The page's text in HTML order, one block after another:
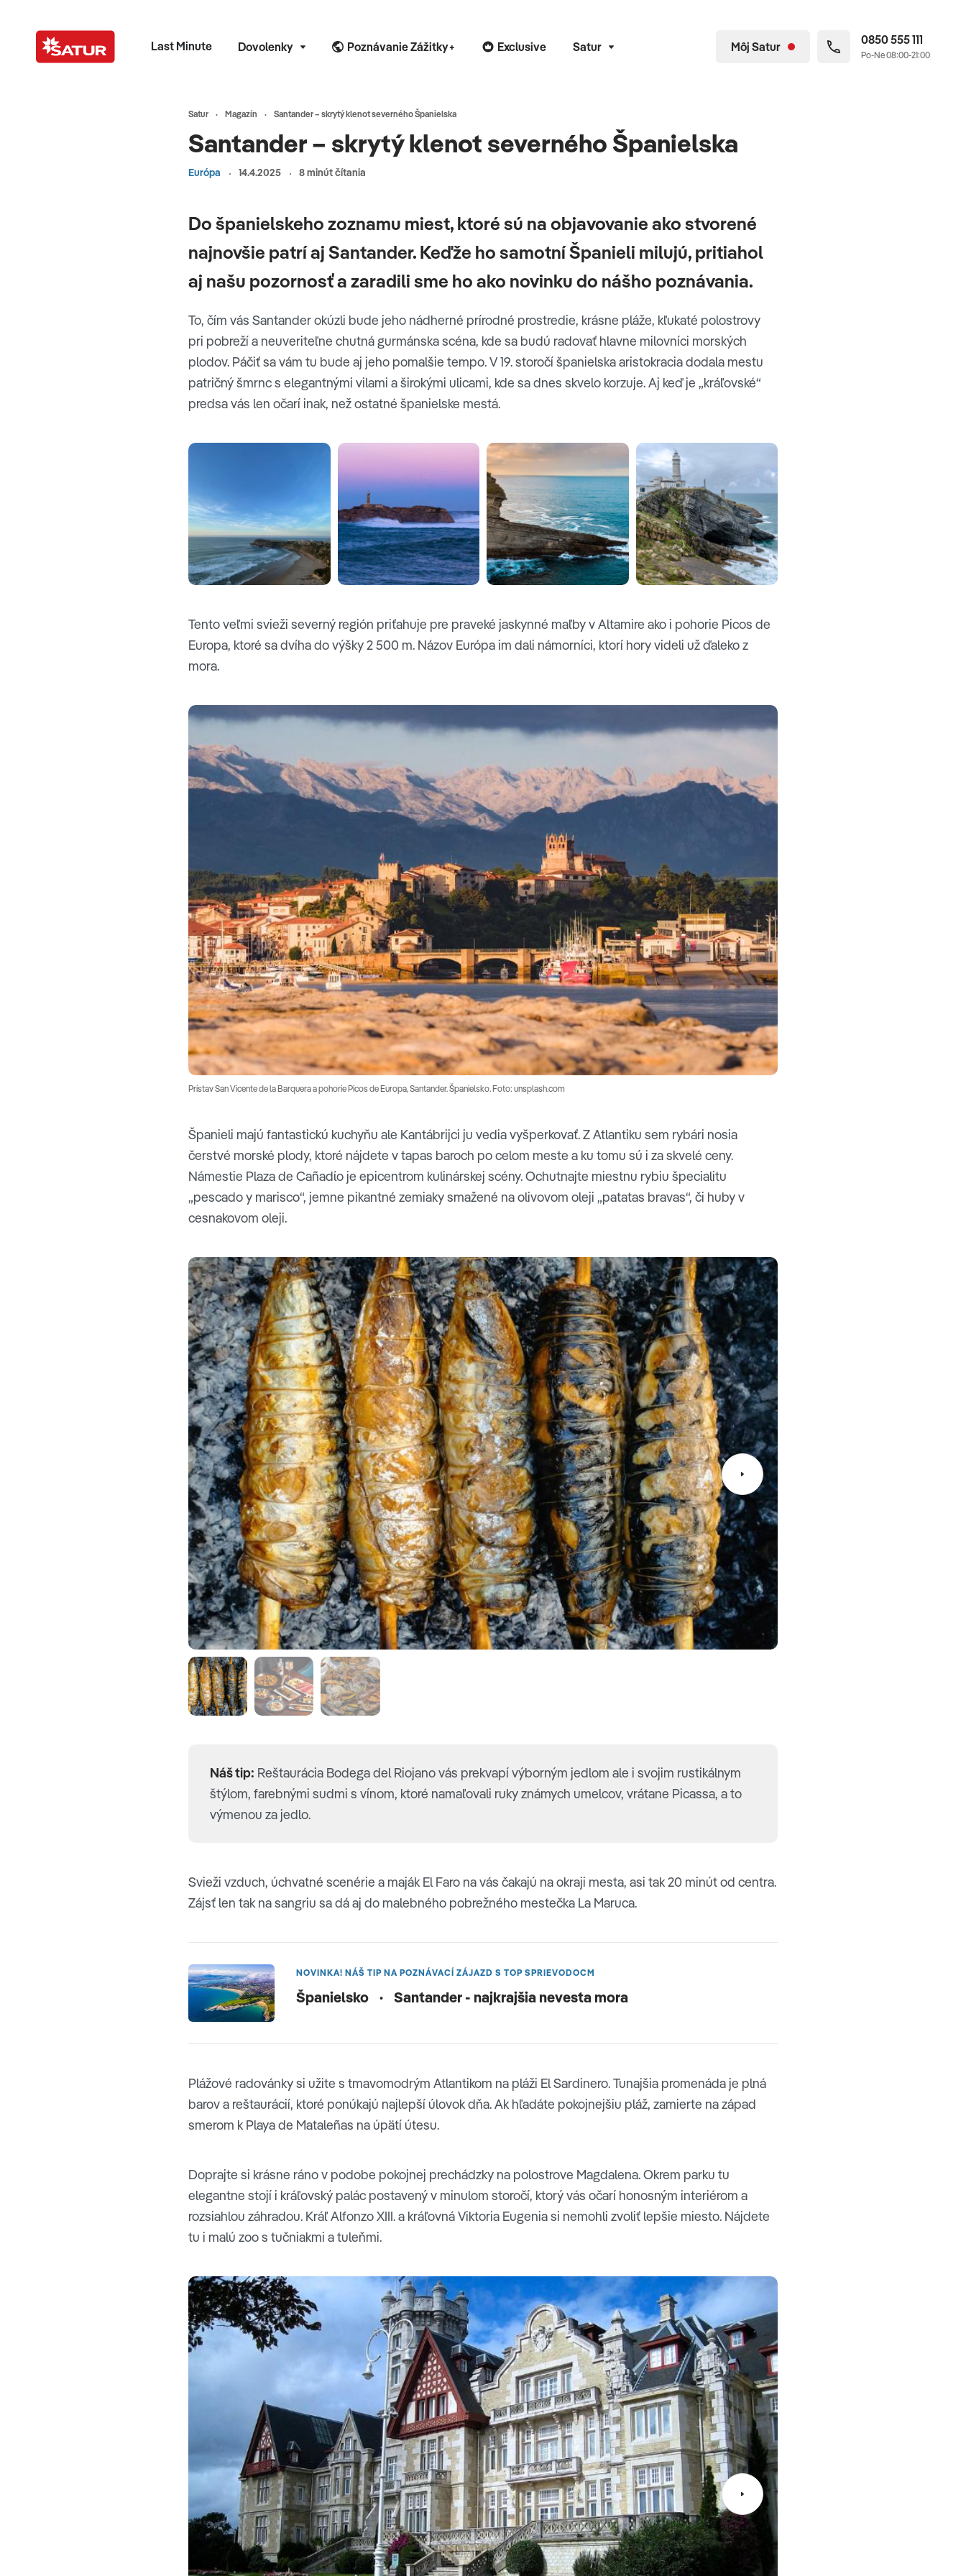
Last Minute Dovolenky Poznávanie Zážitky+ Exclusive Satur Môj Satur 0850 555 111
Po-Ne 08:00-21:00
Satur Magazín Santander – skrytý klenot severného Španielska
Santander – skrytý klenot severného Španielska
Európa 14.4.2025 8 minút čítania
Do španielskeho zoznamu miest, ktoré sú na objavovanie ako stvorené
najnovšie patrí aj Santander. Keďže ho samotní Španieli milujú, pritiahol
aj našu pozornosť a zaradili sme ho ako novinku do nášho poznávania.
To, čím vás Santander okúzli bude jeho nádherné prírodné prostredie, krásne pláže, kľukaté polostrovy
pri pobreží a neuveriteľne chutná gurmánska scéna, kde sa budú radovať hlavne milovníci morských
plodov. Páčiť sa vám tu bude aj jeho pomalšie tempo. V 19. storočí španielska aristokracia dodala mestu
patričný šmrnc s elegantnými vilami a širokými ulicami, kde sa dnes skvelo korzuje. Aj keď je „kráľovské“
predsa vás len očarí inak, než ostatné španielske mestá.
Tento veľmi svieži severný región priťahuje pre praveké jaskynné maľby v Altamire ako i pohorie Picos de
Europa, ktoré sa dvíha do výšky 2 500 m. Názov Európa im dali námorníci, ktorí hory videli už ďaleko z
mora.
Prístav San Vicente de la Barquera a pohorie Picos de Europa, Santander. Španielsko. Foto: unsplash.com
Španieli majú fantastickú kuchyňu ale Kantábrijci ju vedia vyšperkovať. Z Atlantiku sem rybári nosia
čerstvé morské plody, ktoré nájdete v tapas baroch po celom meste a ku tomu sú i za skvelé ceny.
Námestie Plaza de Cañadίo je epicentrom kulinárskej scény. Ochutnajte miestnu rybiu špecialitu
„pescado y marisco“, jemne pikantné zemiaky smažené na olivovom oleji „patatas bravas“, či huby v
cesnakovom oleji.
Náš tip: Reštaurácia Bodega del Riojano vás prekvapí výborným jedlom ale i svojim rustikálnym
štýlom, farebnými sudmi s vínom, ktoré namaľovali ruky známych umelcov, vrátane Picassa, a to
výmenou za jedlo.
Svieži vzduch, úchvatné scenérie a maják El Faro na vás čakajú na okraji mesta, asi tak 20 minút od centra.
Zájsť len tak na sangriu sa dá aj do malebného pobrežného mestečka La Maruca.
NOVINKA! NÁŠ TIP NA POZNÁVACÍ ZÁJAZD S TOP SPRIEVODOCM
Španielsko · Santander - najkrajšia nevesta mora
Plážové radovánky si užite s tmavomodrým Atlantikom na pláži El Sardinero. Tunajšia promenáda je plná
barov a reštaurácií, ktoré ponúkajú najlepší úlovok dňa. Ak hľadáte pokojnejšiu pláž, zamierte na západ
smerom k Playa de Mataleñas na úpätí útesu.
Doprajte si krásne ráno v podobe pokojnej prechádzky na polostrove Magdalena. Okrem parku tu
elegantne stojí i kráľovský palác postavený v minulom storočí, ktorý vás očarí honosným interiérom a
rozsiahlou záhradou. Kráľ Alfonzo XIII. a kráľovná Viktoria Eugenia si nemohli zvoliť lepšie miesto. Nájdete
tu i malú zoo s tučniakmi a tuleňmi.